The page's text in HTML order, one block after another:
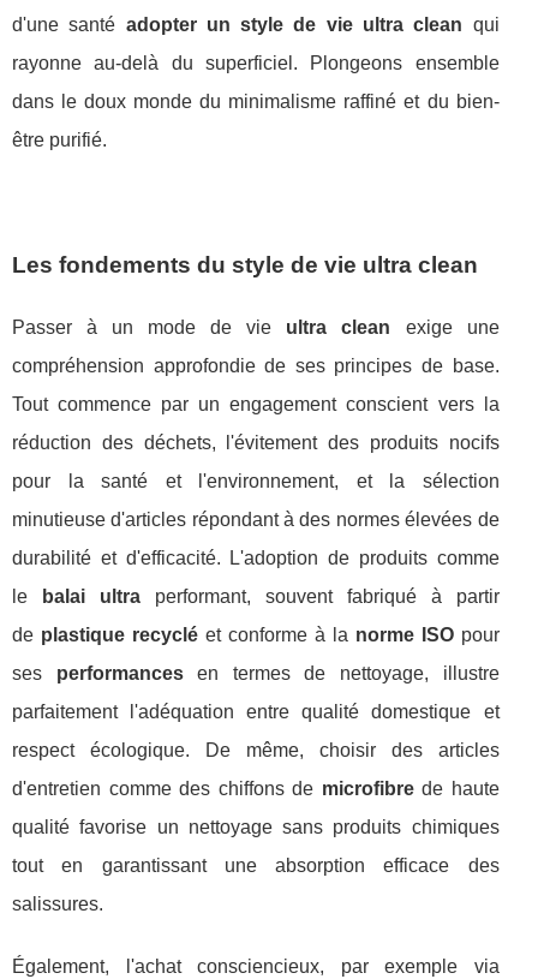
d'une santé adopter un style de vie ultra clean qui
rayonne au-delà du superficiel. Plongeons ensemble
dans le doux monde du minimalisme raffiné et du bien-
être purifié.
Les fondements du style de vie ultra clean
Passer à un mode de vie ultra clean exige une
compréhension approfondie de ses principes de base.
Tout commence par un engagement conscient vers la
réduction des déchets, l'évitement des produits nocifs
pour la santé et l'environnement, et la sélection
minutieuse d'articles répondant à des normes élevées de
durabilité et d'efficacité. L'adoption de produits comme
le
balai ultraperformant, souvent fabriqué à partir
de plastique recycléet conforme à la norme ISOpour
ses performancesen termes de nettoyage, illustre
parfaitement l'adéquation entre qualité domestique et
respect écologique. De même, choisir des articles
d'entretien comme des chiffons de microfibrede haute
qualité favorise un nettoyage sans produits chimiques
tout en garantissant une absorption efficace des
salissures.
Également, l'achat consciencieux, par exemple via